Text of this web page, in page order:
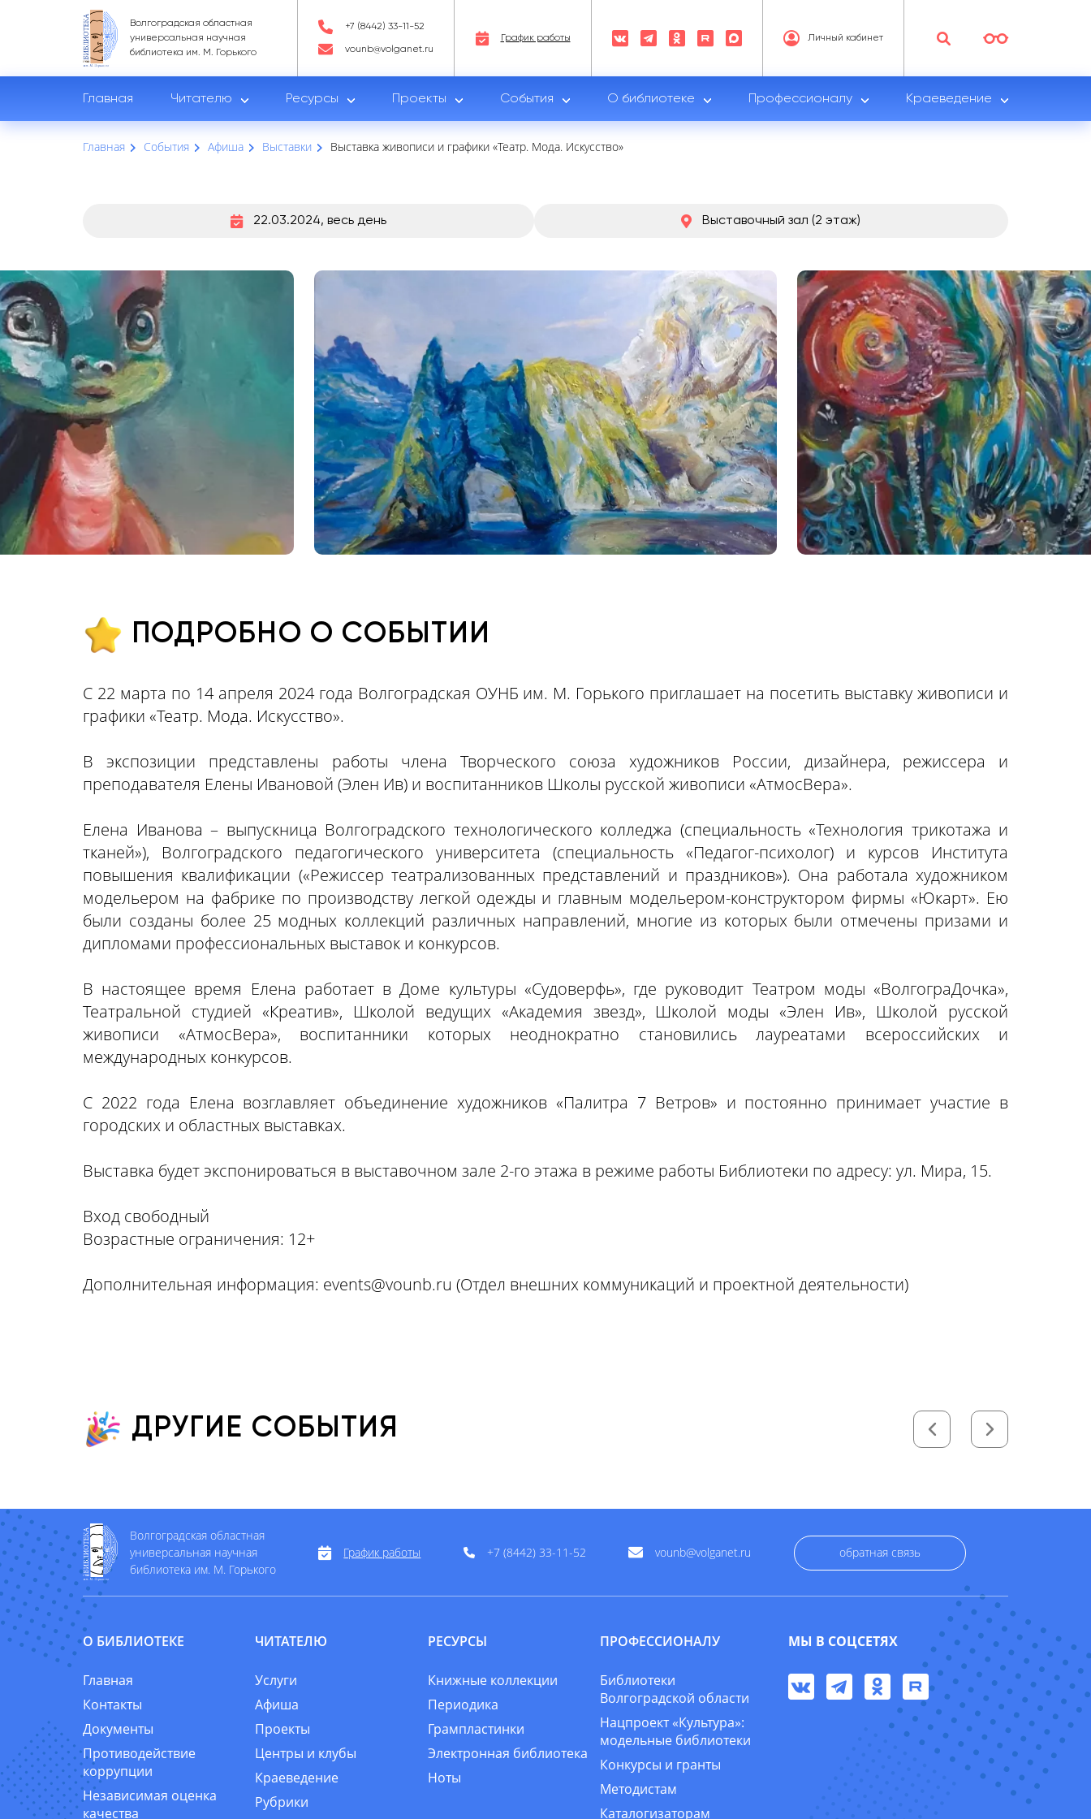
Волгоградская областная
универсальная научная
библиотека им. М. Горького
+7 (8442) 33-11-52
vounb@volganet.ru
График работы Личный кабинет
Главная Читателю Ресурсы Проекты События О библиотеке Профессионалу Краеведение
Главная События Афиша Выставки Выставка живописи и графики «Театр. Мода. Искусство»
22.03.2024, весь день Выставочный зал (2 этаж)
ПОДРОБНО О СОБЫТИИ
С 22 марта по 14 апреля 2024 года Волгоградская ОУНБ им. М. Горького приглашает на посетить выставку живописи и
графики «Театр. Мода. Искусство».
В экспозиции представлены работы члена Творческого союза художников России, дизайнера, режиссера и
преподавателя Елены Ивановой (Элен Ив) и воспитанников Школы русской живописи «АтмосВера».
Елена Иванова – выпускница Волгоградского технологического колледжа (специальность «Технология трикотажа и
тканей»), Волгоградского педагогического университета (специальность «Педагог-психолог) и курсов Института
повышения квалификации («Режиссер театрализованных представлений и праздников»). Она работала художником
модельером на фабрике по производству легкой одежды и главным модельером-конструктором фирмы «Юкарт». Ею
были созданы более 25 модных коллекций различных направлений, многие из которых были отмечены призами и
дипломами профессиональных выставок и конкурсов.
В настоящее время Елена работает в Доме культуры «Судоверфь», где руководит Театром моды «ВолгограДочка»,
Театральной студией «Креатив», Школой ведущих «Академия звезд», Школой моды «Элен Ив», Школой русской
живописи «АтмосВера», воспитанники которых неоднократно становились лауреатами всероссийских и
международных конкурсов.
С 2022 года Елена возглавляет объединение художников «Палитра 7 Ветров» и постоянно принимает участие в
городских и областных выставках.
Выставка будет экспонироваться в выставочном зале 2-го этажа в режиме работы Библиотеки по адресу: ул. Мира, 15.
Вход свободный
Возрастные ограничения: 12+
Дополнительная информация: events@vounb.ru (Отдел внешних коммуникаций и проектной деятельности)
ДРУГИЕ СОБЫТИЯ
Волгоградская областная
универсальная научная
библиотека им. М. Горького
График работы +7 (8442) 33-11-52 vounb@volganet.ru обратная связь
О БИБЛИОТЕКЕ
Главная
Контакты
Документы
Противодействие
коррупции
Независимая оценка
качества
ЧИТАТЕЛЮ
Услуги
Афиша
Проекты
Центры и клубы
Краеведение
Рубрики
РЕСУРСЫ
Книжные коллекции
Периодика
Грампластинки
Электронная библиотека
Ноты
ПРОФЕССИОНАЛУ
Библиотеки
Волгоградской области
Нацпроект «Культура»:
модельные библиотеки
Конкурсы и гранты
Методистам
Каталогизаторам
МЫ В СОЦСЕТЯХ